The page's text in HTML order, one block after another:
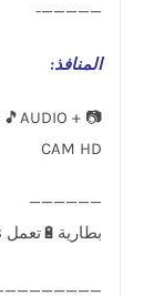
—————-
المنافذ:
+ 📷
CAM HD